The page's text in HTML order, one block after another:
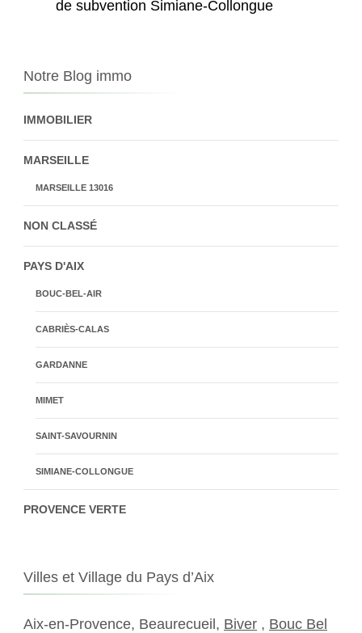
de subvention Simiane-Collongue
Notre Blog immo
IMMOBILIER
MARSEILLE
MARSEILLE 13016
NON CLASSÉ
PAYS D'AIX
BOUC-BEL-AIR
CABRIÈS-CALAS
GARDANNE
MIMET
SAINT-SAVOURNIN
SIMIANE-COLLONGUE
PROVENCE VERTE
Villes et Village du Pays d’Aix
Aix-en-Provence, Beaurecueil, Biver , Bouc Bel